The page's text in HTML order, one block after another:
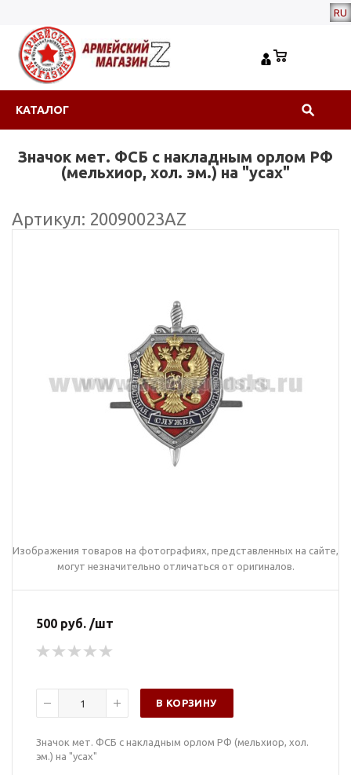
RU
КАТАЛОГ
Значок мет. ФСБ с накладным орлом РФ
(мельхиор, хол. эм.) на "усах"
Артикул: 20090023АZ
Изображения товаров на фотографиях, представленных на сайте,
могут незначительно отличаться от оригиналов.
500 руб. /шт
В КОРЗИНУ
Значок мет. ФСБ с накладным орлом РФ (мельхиор, хол.
эм.) на "усах"